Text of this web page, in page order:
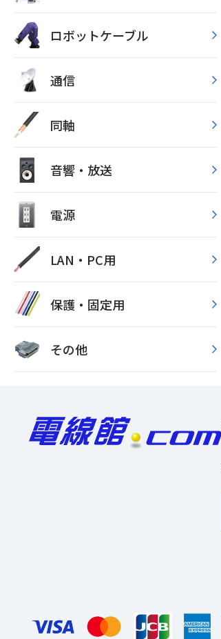
ロボットケーブル
通信
同軸
音響・放送
電源
LAN・PC用
保護・固定用
その他